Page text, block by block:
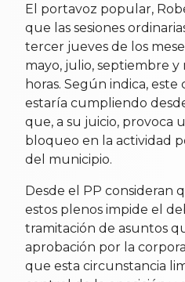
El portavoz popular,
que las sesiones
tercer jueves de los
mayo, julio, septiembre y
horas. Según indica, este
estaría cumpliendo
que, a su juicio, provoca
bloqueo en la actividad
del municipio.
Desde el PP consideran
estos plenos impide el
tramitación de asuntos
aprobación por la
que esta circunstancia